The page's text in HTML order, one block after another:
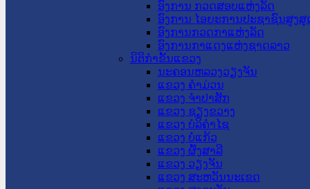
ອົງການ ກວດສອບແຫ່ງລັດ
ອົງການ ໄອຍະການປະຊາຊົນສູງສຸ
ອົງການກວດກາແຫ່ງລັດ
ອົງການກາແດງແຫ່ງຊາດລາວ
ນິຕິກໍາຂັ້ນແຂວງ
ນະ​ຄອນ​ຫລວງວຽງຈັນ
ແຂວງ ຄໍາມ່ວນ
ແຂວງ ຈໍາປາສັກ
ແຂວງ ຊຽງຂວາງ
ແຂວງ ບໍລິຄໍາໄຊ
ແຂວງ ບໍ່ແກ້ວ
ແຂວງ ຜົ້ງສາລີ
ແຂວງ ວຽງຈັນ
ແຂວງ ສະຫວັນນະເຂດ